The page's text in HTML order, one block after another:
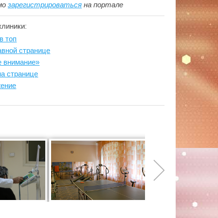
зарегистрироваться на портале
топ
странице
внимание»
странице